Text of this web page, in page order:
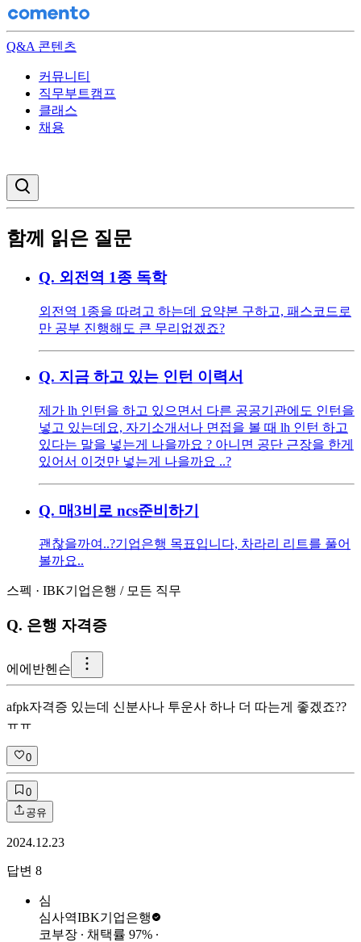
Q&A 콘텐츠
커뮤니티
직무부트캠프
클래스
채용
함께 읽은 질문
Q. 외전역 1종 독학
외전역 1종을 따려고 하는데 요약본 구하고, 패스코드로
만 공부 진행해도 큰 무리없겠죠?
Q. 지금 하고 있는 인턴 이력서
제가 lh 인턴을 하고 있으면서 다른 공공기관에도 인턴을
넣고 있는데요, 자기소개서나 면접을 볼 때 lh 인턴 하고
있다는 말을 넣는게 나을까요 ? 아니면 공단 근장을 한게
있어서 이것만 넣는게 나을까요 ..?
Q. 매3비로 ncs준비하기
괜찮을까여..?기업은행 목표입니다, 차라리 리트를 풀어
볼까요..
스펙 · IBK기업은행 / 모든 직무
Q. 은행 자격증
에 에반헨슨
afpk자격증 있는데 신분사나 투운사 하나 더 따는게 좋겠죠??
ㅠㅠ
0
0
공유
2024.12.23
답변 8
심
심사역IBK기업은행
코부장 ∙ 채택률 97% ∙